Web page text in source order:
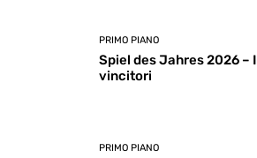
PRIMO PIANO
Spiel des Jahres 2026 – I
vincitori
PRIMO PIANO